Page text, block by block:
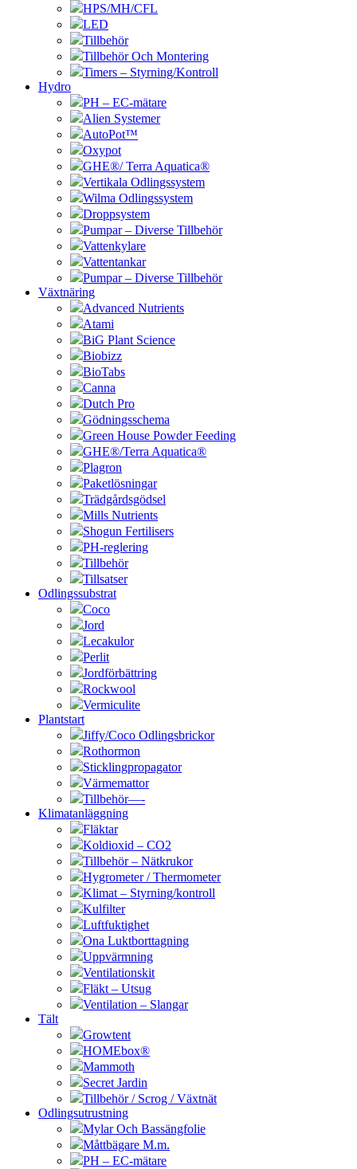
HPS/MH/CFL
LED
Tillbehör
Tillbehör Och Montering
Timers – Styrning/Kontroll
Hydro
PH – EC-mätare
Alien Systemer
AutoPot™
Oxypot
GHE®/ Terra Aquatica®
Vertikala Odlingssystem
Wilma Odlingssystem
Droppsystem
Pumpar – Diverse Tillbehör
Vattenkylare
Vattentankar
Pumpar – Diverse Tillbehör
Växtnäring
Advanced Nutrients
Atami
BiG Plant Science
Biobizz
BioTabs
Canna
Dutch Pro
Gödningsschema
Green House Powder Feeding
GHE®/Terra Aquatica®
Plagron
Paketlösningar
Trädgårdsgödsel
Mills Nutrients
Shogun Fertilisers
PH-reglering
Tillbehör
Tillsatser
Odlingssubstrat
Coco
Jord
Lecakulor
Perlit
Jordförbättring
Rockwool
Vermiculite
Plantstart
Jiffy/Coco Odlingsbrickor
Rothormon
Sticklingpropagator
Värmemattor
Tillbehör—-
Klimatanläggning
Fläktar
Koldioxid – CO2
Tillbehör – Nätkrukor
Hygrometer / Thermometer
Klimat – Styrning/kontroll
Kulfilter
Luftfuktighet
Ona Luktborttagning
Uppvärmning
Ventilationskit
Fläkt – Utsug
Ventilation – Slangar
Tält
Growtent
HOMEbox®
Mammoth
Secret Jardin
Tillbehör / Scrog / Växtnät
Odlingsutrustning
Mylar Och Bassängfolie
Måttbägare M.m.
PH – EC-mätare